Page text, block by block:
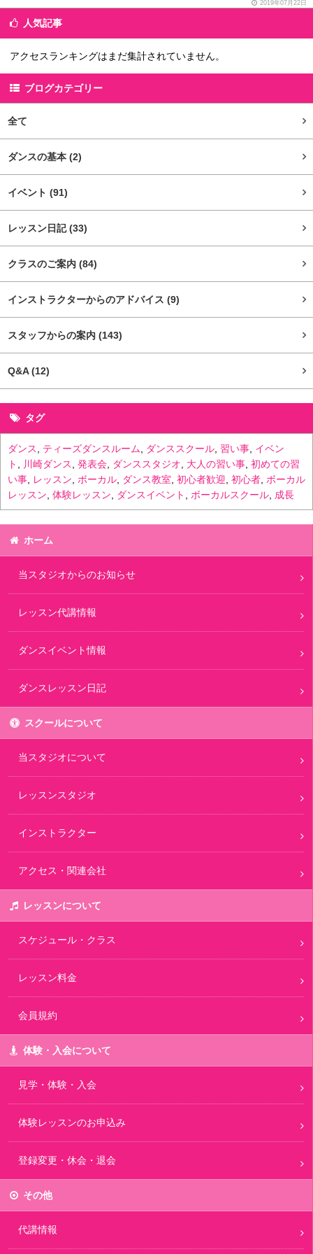
2019年07月22日
人気記事
アクセスランキングはまだ集計されていません。
ブログカテゴリー
全て
ダンスの基本 (2)
イベント (91)
レッスン日記(33)
クラスのご案内 (84)
インストラクターからのアドバイス (9)
スタッフからの案内 (143)
Q&A(12)
タグ
ダンス ティーズダンスルーム ダンススクール 習い事 イベン
ト
川崎ダンス 発表会 ダンススタジオ 大人の習い事 初めての習
い事
レッスン ボーカル ダンス教室 初心者歓迎 初心者 ボーカル
レッスン 体験レッスン ダンスイベント ボーカルスクール 成長
ホーム
当スタジオからのお知らせ
レッスン代講情報
ダンスイベント情報
ダンスレッスン日記
スクールについて
当スタジオについて
レッスンスタジオ
インストラクター
アクセス・関連会社
レッスンについて
スケジュール・クラス
レッスン料金
会員規約
体験・入会について
見学・体験・入会
体験レッスンのお申込み
登録変更・休会・退会
その他
代講情報